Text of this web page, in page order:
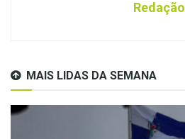
Redação
MAIS LIDAS DA SEMANA